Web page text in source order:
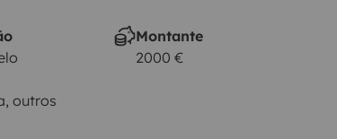
outros
Montante
2000 €